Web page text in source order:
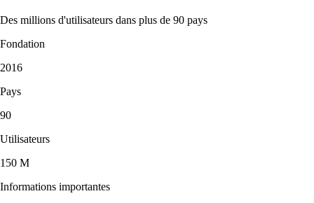
Des millions d'utilisateurs dans plus de 90 pays
Fondation
2016
Pays
90
Utilisateurs
150 M
Informations importantes